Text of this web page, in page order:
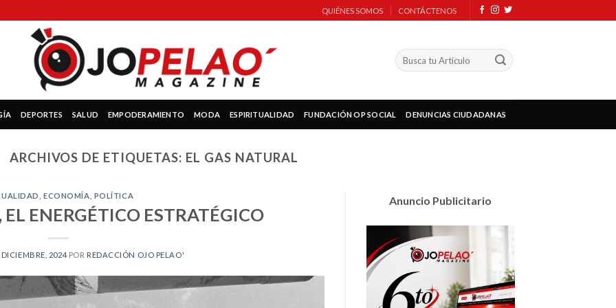
QUIÉNES SOMOS CONTÁCTENOS
DEPORTES SALUD EMPODERAMIENTO MODA ESPIRITUALIDAD FUNDACIÓN OP SOCIAL DENUNCIAS CIUDADANAS
ARCHIVOS DE ETIQUETAS: EL GAS NATURAL
,ECONOMÍA POLÍTICA
ENERGÉTICO ESTRATÉGICO
DICIEMBRE, 2024 POR REDACCIÓN OJO PELAO'
Anuncio Publicitario